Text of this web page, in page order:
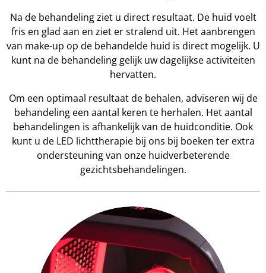
Na de behandeling ziet u direct resultaat. De huid voelt
fris en glad aan en ziet er stralend uit. Het aanbrengen
van make-up op de behandelde huid is direct mogelijk. U
kunt na de behandeling gelijk uw dagelijkse activiteiten
hervatten.
Om een optimaal resultaat de behalen, adviseren wij de
behandeling een aantal keren te herhalen. Het aantal
behandelingen is afhankelijk van de huidconditie. Ook
kunt u de LED lichttherapie bij ons bij boeken ter extra
ondersteuning van onze huidverbeterende
gezichtsbehandelingen.